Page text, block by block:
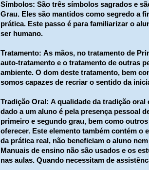
Símbolos: São três símbolos sagrados e
Grau. Eles são mantidos como segredo a
prática. Este passo é para familiarizar o
ser humano.
Tratamento: As mãos, no tratamento de
auto-tratamento e o tratamento de outras
ambiente. O dom deste tratamento, bem
somos capazes de recriar o sentido da
Tradição Oral: A qualidade da tradição oral
dado a um aluno é pela presença pessoal
primeiro e segundo grau, bem como
oferecer. Este elemento também contém
da prática real, não beneficiam o aluno
Manuais de ensino não são usados e os
nas aulas. Quando necessitam de